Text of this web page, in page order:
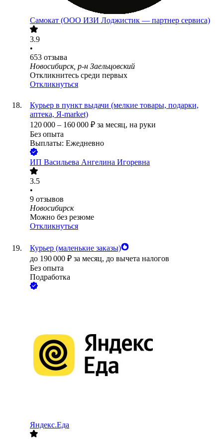
Самокат (ООО ИЗИ Лоджистик — партнер сервиса)
3.9
•
653 отзыва
Новосибирск, р-н Заельцовский
Откликнитесь среди первых
Откликнуться
Курьер в пункт выдачи (мелкие товары, подарки,
аптека, Я-market)
120 000 – 160 000 ₽ за месяц, на руки
Без опыта
Выплаты: Ежедневно
ИП Васильева Ангелина Игоревна
3.5
•
9 отзывов
Новосибирск
Можно без резюме
Откликнуться
Курьер (маленькие заказы)
до 190 000 ₽ за месяц, до вычета налогов
Без опыта
Подработка
Яндекс.Еда